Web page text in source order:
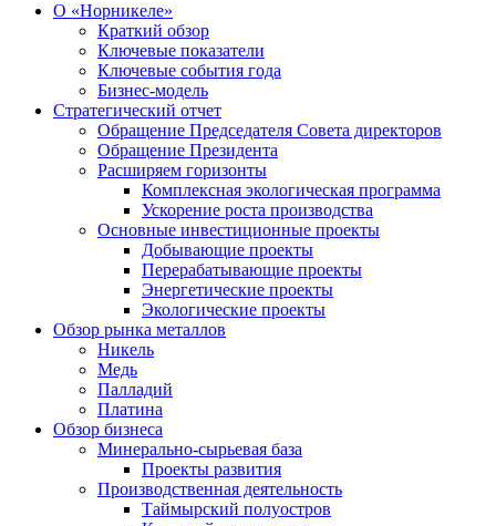
О «Норникеле»
Краткий обзор
Ключевые показатели
Ключевые события года
Бизнес-модель
Стратегический отчет
Обращение Председателя Совета директоров
Обращение Президента
Расширяем горизонты
Комплексная экологическая программа
Ускорение роста производства
Основные инвестиционные проекты
Добывающие проекты
Перерабатывающие проекты
Энергетические проекты
Экологические проекты
Обзор рынка металлов
Никель
Медь
Палладий
Платина
Обзор бизнеса
Минерально-сырьевая база
Проекты развития
Производственная деятельность
Таймырский полуостров